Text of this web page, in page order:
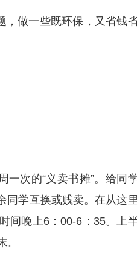
，做一些既环保，又省钱
一次的“义卖书摊”。给同
同学互换或贱卖。在从这
间晚上6：00-6：35。上